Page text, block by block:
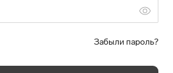
Забыли пароль?